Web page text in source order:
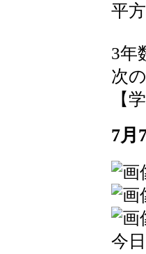
平
3年
次
【
7月
今